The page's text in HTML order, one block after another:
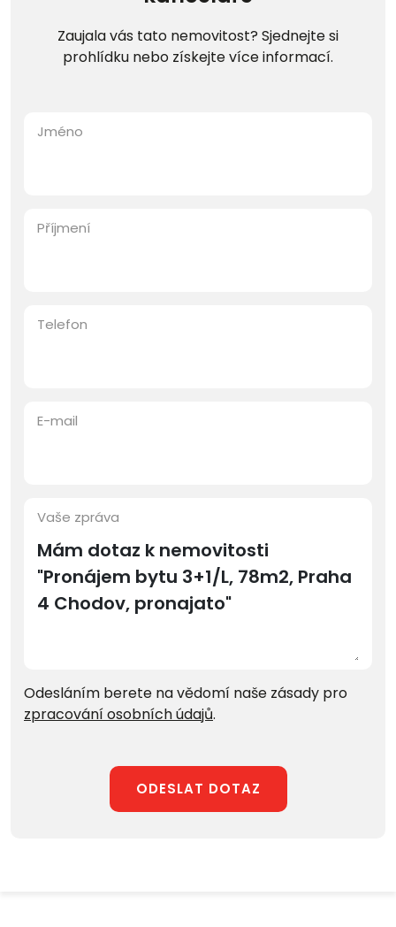
Zaujala vás tato nemovitost? Sjednejte si
prohlídku nebo získejte více informací.
Jméno
Příjmení
Telefon
E-mail
Vaše zpráva
Odesláním berete na vědomí naše zásady pro
zpracování osobních údajů.
ODESLAT DOTAZ